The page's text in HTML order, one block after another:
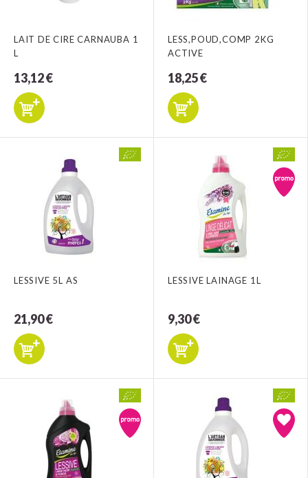
LAIT DE CIRE CARNAUBA 1
L
13,12 €
LESS,POUD,COMP 2KG
ACTIVE
18,25 €
LESSIVE 5L AS
21,90 €
LESSIVE LAINAGE 1L
9,30 €